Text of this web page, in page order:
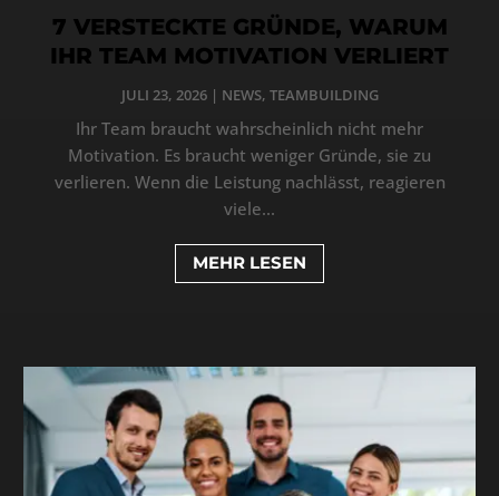
7 VERSTECKTE GRÜNDE, WARUM
IHR TEAM MOTIVATION VERLIERT
JULI 23, 2026| NEWS, TEAMBUILDING
Ihr Team braucht wahrscheinlich nicht mehr
Motivation. Es braucht weniger Gründe, sie zu
verlieren. Wenn die Leistung nachlässt, reagieren
viele...
MEHR LESEN